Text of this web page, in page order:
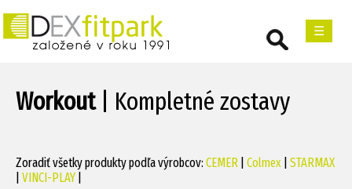
☰
Workout| Kompletné zostavy
Zoradiť všetky produkty podľa výrobcov: CEMER Colmex STARMAX
VINCI-PLAY